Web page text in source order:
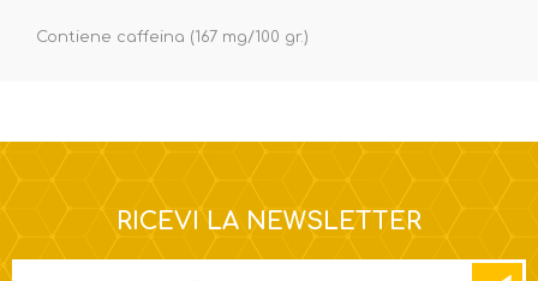
Contiene caffeina (167 mg/100 gr.)
RICEVI LA NEWSLETTER